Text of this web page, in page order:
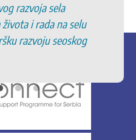
razvoja sela
i rada na selu
razvoju seoskog